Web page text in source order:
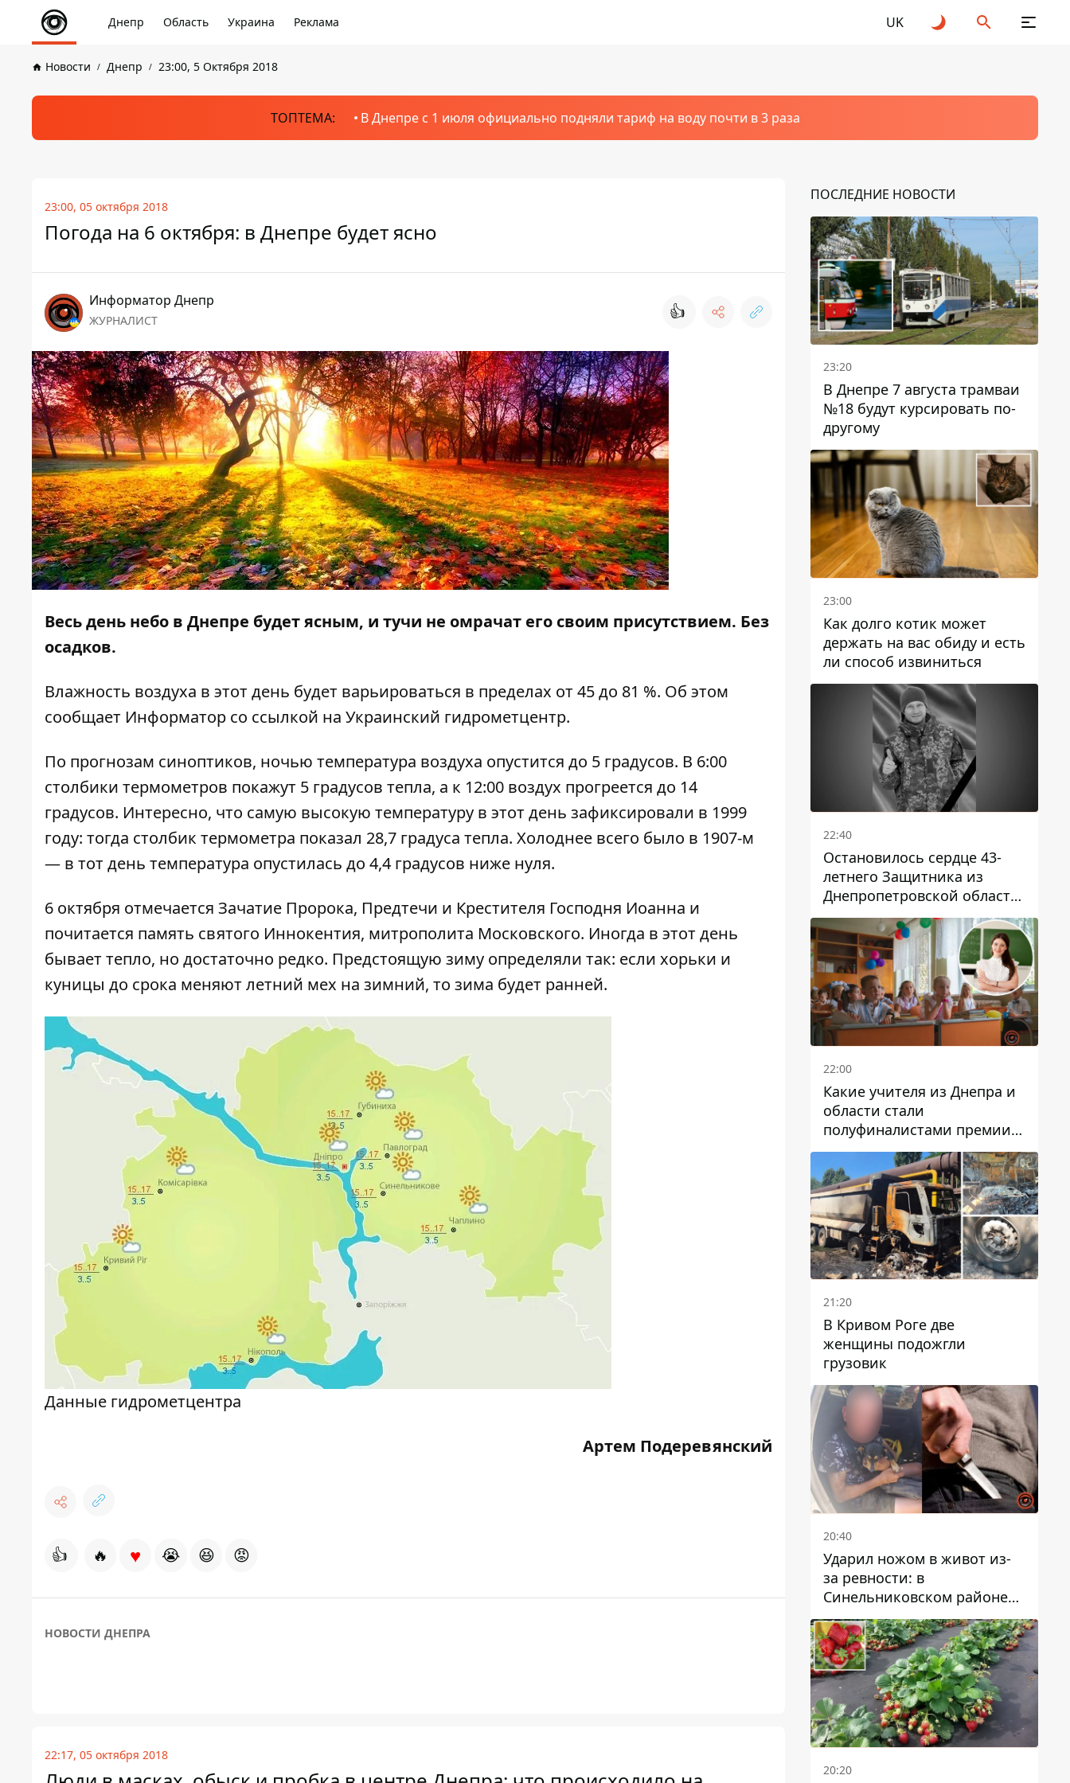
Днепр Область Украина Реклама UK
Новости Днепр 23:00, 5 Октября 2018
ТОПТЕМА: В Днепре с 1 июля официально подняли тариф на воду почти в 3 раза
23:00, 05 октября 2018
Погода на 6 октября: в Днепре будет ясно
Информатор Днепр
ЖУРНАЛИСТ 👍
Весь день небо в Днепре будет ясным, и тучи не омрачат его своим присутствием. Без
осадков.
Влажность воздуха в этот день будет варьироваться в пределах от 45 до 81 %. Об этом
сообщает Информатор со ссылкой на Украинский гидрометцентр.
По прогнозам синоптиков, ночью температура воздуха опустится до 5 градусов. В 6:00
столбики термометров покажут 5 градусов тепла, а к 12:00 воздух прогреется до 14
градусов. Интересно, что самую высокую температуру в этот день зафиксировали в 1999
году: тогда столбик термометра показал 28,7 градуса тепла. Холоднее всего было в 1907-м
— в тот день температура опустилась до 4,4 градусов ниже нуля.
6 октября отмечается Зачатие Пророка, Предтечи и Крестителя Господня Иоанна и
почитается память святого Иннокентия, митрополита Московского. Иногда в этот день
бывает тепло, но достаточно редко. Предстоящую зиму определяли так: если хорьки и
куницы до срока меняют летний мех на зимний, то зима будет ранней.
Данные гидрометцентра
Артем Подеревянский
👍 🔥 ♥ 😭 😆 😡
НОВОСТИ ДНЕПРА
22:17, 05 октября 2018
ПОСЛЕДНИЕ НОВОСТИ
23:20
В Днепре 7 августа трамваи
№18 будут курсировать по-
другому
23:00
Как долго котик может
держать на вас обиду и есть
ли способ извиниться
22:40
Остановилось сердце 43-
летнего Защитника из
Днепропетровской области
Евгения Зинченко
22:00
Какие учителя из Днепра и
области стали
полуфиналистами премии
Global Teacher Prize Ukraine
2026
21:20
В Кривом Роге две
женщины подожгли
грузовик
20:40
Ударил ножом в живот из-
за ревности: в
Синельниковском районе
задержали 49-летнего
мужчину за убийство
20:20